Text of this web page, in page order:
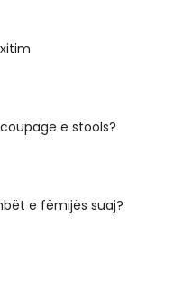
e stools?
e fëmijës suaj?